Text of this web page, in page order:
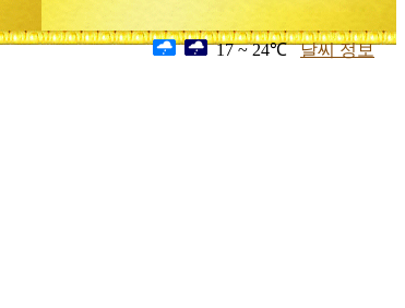
17 ~ 24℃ 날씨 정보